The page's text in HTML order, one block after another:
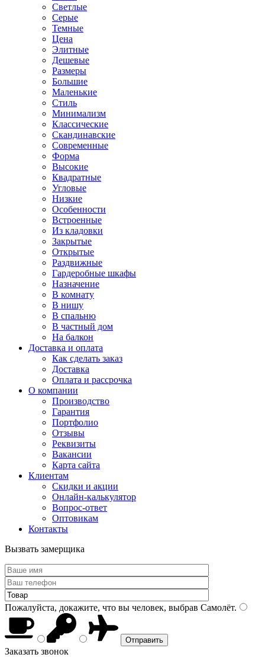
Светлые
Серые
Темные
Цена
Элитные
Дешевые
Размеры
Большие
Маленькие
Стиль
Минимализм
Классические
Скандинавские
Современные
Форма
Высокие
Квадратные
Угловые
Низкие
Особенности
Встроенные
Из кладовки
Закрытые
Открытые
Раздвижные
Гардеробные шкафы
Назначение
В комнату
В нишу
В спальню
В частный дом
На балкон
Доставка и оплата
Как сделать заказ
Доставка
Оплата и рассрочка
О компании
Производство
Гарантия
Портфолио
Отзывы
Реквизиты
Вакансии
Карта сайта
Клиентам
Скидки и акции
Онлайн-калькулятор
Вопрос-ответ
Оптовикам
Контакты
Вызвать замерщика
Пожалуйста, докажите, что вы человек, выбрав Самолёт.
Заказать звонок